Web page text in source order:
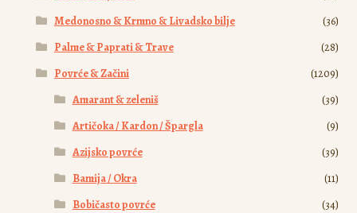
Medonosno & Krmno & Livadsko bilje
(36)
Palme & Paprati & Trave
(28)
Povrće & Začini
(1209)
Amarant & zeleniš
(39)
Artičoka / Kardon / Špargla
(9)
Azijsko povrće
(39)
Bamija / Okra
(11)
Bobičasto povrće
(34)